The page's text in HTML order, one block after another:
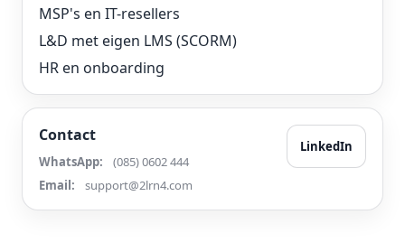
MSP's en IT-resellers
L&D met eigen LMS (SCORM)
HR en onboarding
Contact
WhatsApp:
(085) 0602 444
Email:
support@2lrn4.com
LinkedIn